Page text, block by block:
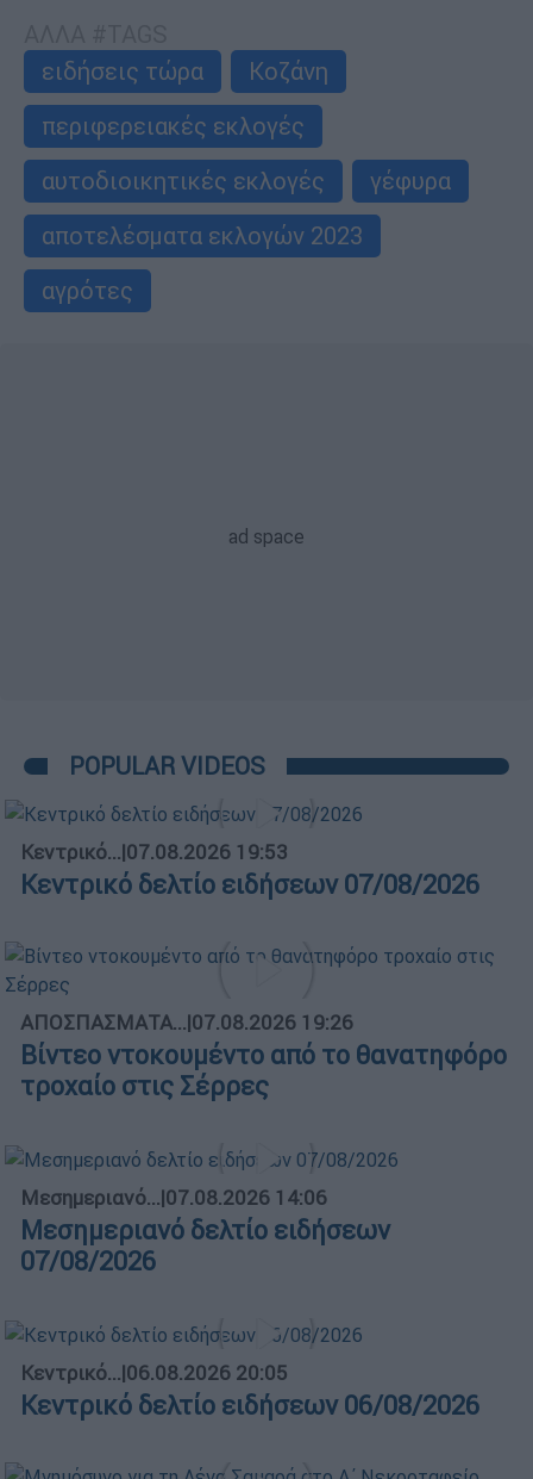
ειδήσεις τώρα
Κοζάνη
περιφερειακές εκλογές
αυτοδιοικητικές εκλογές
γέφυρα
αποτελέσματα εκλογών 2023
αγρότες
POPULAR VIDEOS
Κεντρικό...|07.08.2026 19:53
Κεντρικό δελτίο ειδήσεων 07/08/2026
ΑΠΟΣΠΑΣΜΑΤΑ...|07.08.2026 19:26
Βίντεο ντοκουμέντο από το θανατηφόρο
τροχαίο στις Σέρρες
Μεσημεριανό...|07.08.2026 14:06
Μεσημεριανό δελτίο ειδήσεων
07/08/2026
Κεντρικό...|06.08.2026 20:05
Κεντρικό δελτίο ειδήσεων 06/08/2026